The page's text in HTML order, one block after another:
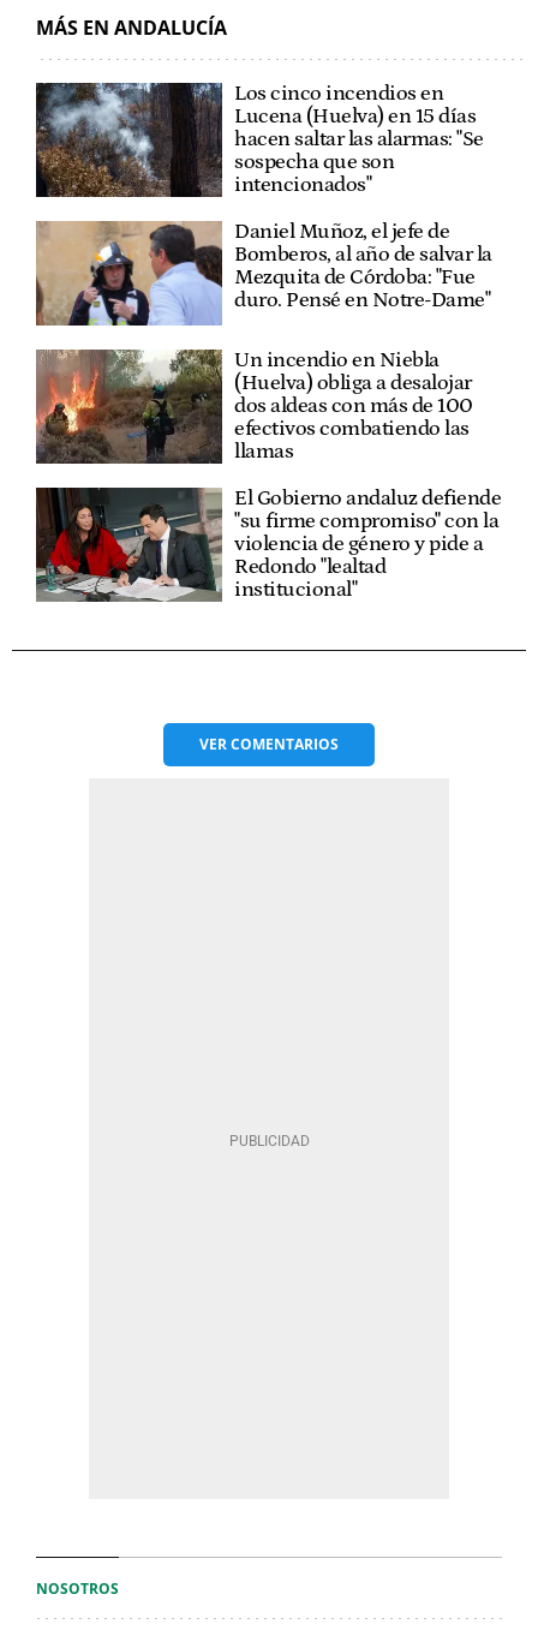
MÁS EN ANDALUCÍA
Los cinco incendios en
Lucena (Huelva) en 15 días
hacen saltar las alarmas: "Se
sospecha que son
intencionados"
Daniel Muñoz, el jefe de
Bomberos, al año de salvar la
Mezquita de Córdoba: "Fue
duro. Pensé en Notre-Dame"
Un incendio en Niebla
(Huelva) obliga a desalojar
dos aldeas con más de 100
efectivos combatiendo las
llamas
El Gobierno andaluz defiende
"su firme compromiso" con la
violencia de género y pide a
Redondo "lealtad
institucional"
VERCOMENTARIOS
NOSOTROS